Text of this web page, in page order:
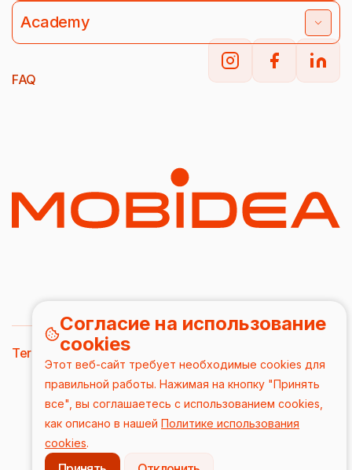
Согласие на использование
cookies
Этот веб-сайт требует необходимые cookies для
правильной работы. Нажимая на кнопку "Принять
все", вы соглашаетесь с использованием cookies,
как описано в нашей Политике использования
cookies.
Academy
FAQ
2026/ Все права защищены
Terms & Conditions